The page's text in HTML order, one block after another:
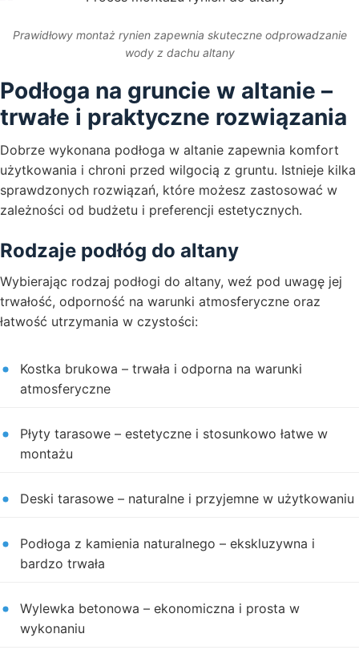
Prawidłowy montaż rynien zapewnia skuteczne odprowadzanie
wody z dachu altany
Podłoga na gruncie w altanie –
trwałe i praktyczne rozwiązania
Dobrze wykonana podłoga w altanie zapewnia komfort
użytkowania i chroni przed wilgocią z gruntu. Istnieje kilka
sprawdzonych rozwiązań, które możesz zastosować w
zależności od budżetu i preferencji estetycznych.
Rodzaje podłóg do altany
Wybierając rodzaj podłogi do altany, weź pod uwagę jej
trwałość, odporność na warunki atmosferyczne oraz
łatwość utrzymania w czystości:
Kostka brukowa – trwała i odporna na warunki
atmosferyczne
Płyty tarasowe – estetyczne i stosunkowo łatwe w
montażu
Deski tarasowe – naturalne i przyjemne w użytkowaniu
Podłoga z kamienia naturalnego – ekskluzywna i
bardzo trwała
Wylewka betonowa – ekonomiczna i prosta w
wykonaniu